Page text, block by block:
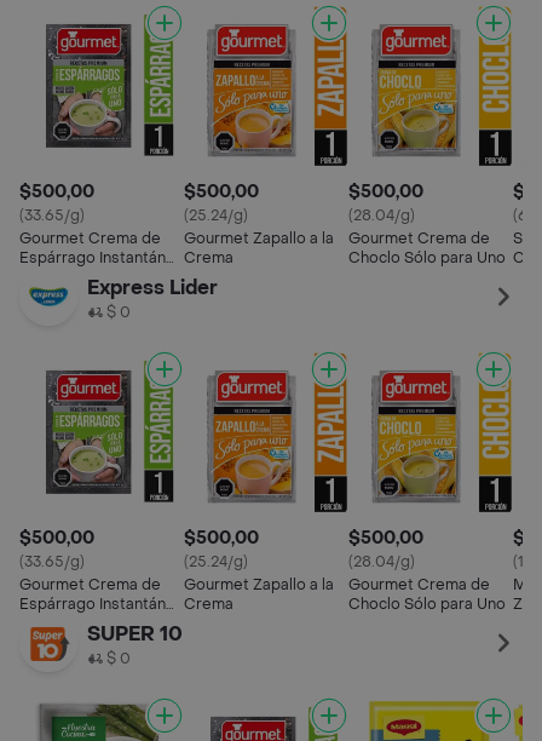
$500,00
(33.65/g)
Gourmet Crema de
Espárrago Instantánea
Solo para Uno
$500,00
(25.24/g)
Gourmet Zapallo a la
Crema
$500,00
(28.04/g)
Gourmet Crema de
Choclo Sólo para Uno
Express Lider
$ 0
$500,00
(33.65/g)
Gourmet Crema de
Espárrago Instantánea
Solo para Uno
$500,00
(25.24/g)
Gourmet Zapallo a la
Crema
$500,00
(28.04/g)
Gourmet Crema de
Choclo Sólo para Uno
SUPER 10
$ 0